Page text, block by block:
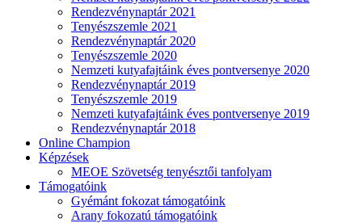
Rendezvénynaptár 2021
Tenyészszemle 2021
Rendezvénynaptár 2020
Tenyészszemle 2020
Nemzeti kutyafajtáink éves pontversenye 2020
Rendezvénynaptár 2019
Tenyészszemle 2019
Nemzeti kutyafajtáink éves pontversenye 2019
Rendezvénynaptár 2018
Online Champion
Képzések
MEOE Szövetség tenyésztői tanfolyam
Támogatóink
Gyémánt fokozat támogatóink
Arany fokozatú támogatóink